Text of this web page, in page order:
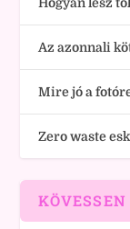
Az azonnali
Mire jó a
Zero waste